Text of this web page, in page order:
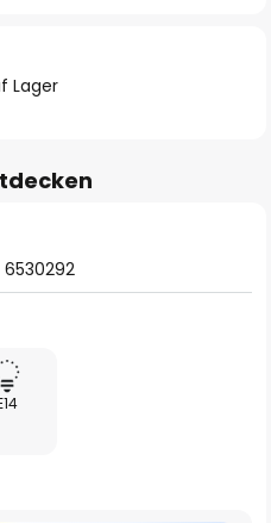
Lager
6530292